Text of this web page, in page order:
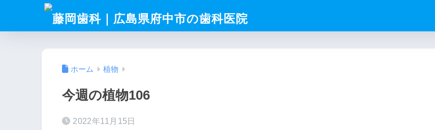
ホーム 植物
今週の植物106
2022年11月15日